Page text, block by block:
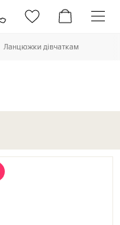
Ланцюжки дівчаткам